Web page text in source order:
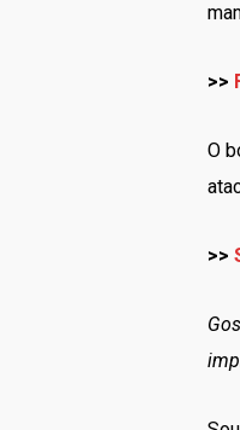
>>
O
>>